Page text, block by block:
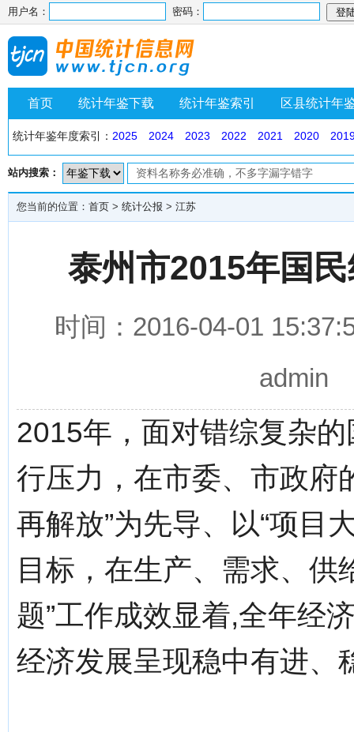
用户名： 密码：
首页 统计年鉴下载 统计年鉴索引 区县统计年
统计年鉴年度索引： 2025 2024 2023 2022 2021 2020
站内搜索：
您当前的位置： 首页 > 统计公报 > 江苏
泰州市2015年国
时间：2016-04-01
admin
2015年，面对错综复杂
行压力，在市委、市政府
再解放”为先导、以“项目
目标，在生产、需求、供
题”工作成效显着,全年经
经济发展呈现稳中有进、